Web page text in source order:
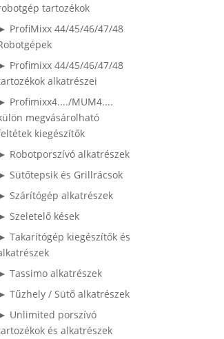
tartozékok
ProfiMixx 44/45/46/47/48
Profimixx 44/45/46/47/48
alkatrészei
Profimixx4..../MUM4....
megvásárolható
kiegészítők
Robotporszívó alkatrészek
Sütőtepsik és Grillrácsok
Szárítógép alkatrészek
Szeletelő kések
Takarítógép kiegészítők és
Tassimo alkatrészek
Tűzhely / Sütő alkatrészek
Unlimited porszívó
és alkatrészek